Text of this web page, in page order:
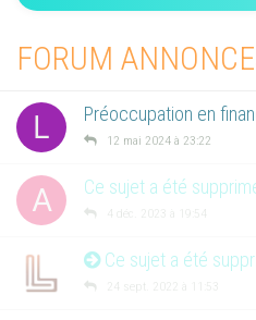
FORUM
L
Préoccupation en
12 mai 2024 à 23:22
A Ce sujet a été
4 déc. 2023 à 19:54
Ce sujet a été
24 sept. 2022 à 11:53